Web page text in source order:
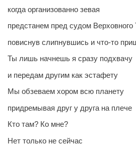
когда организованно зевая
предстанем пред судом Верховного
повиснув слипнувшись и что-то
Ты лишь начнешь я сразу подхвачу
и передам другим как эстафету
Мы обзеваем хором всю планету
придремывая друг у друга на плече
Кто там? Ко мне?
Нет только не сейчас